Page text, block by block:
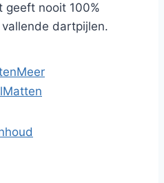
geeft nooit 100%
dartpijlen.
Meer
Matten